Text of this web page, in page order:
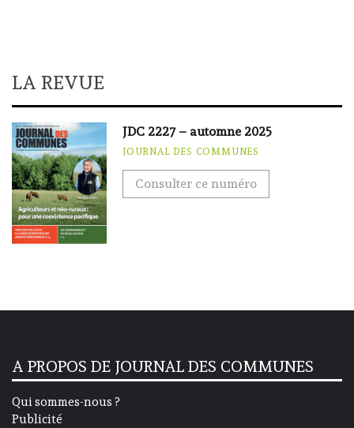
LA REVUE
JDC 2227 – automne 2025
JOURNAL DES COMMUNES
Consulter ce numéro
A PROPOS DE JOURNAL DES COMMUNES
Qui sommes-nous ?
Publicité